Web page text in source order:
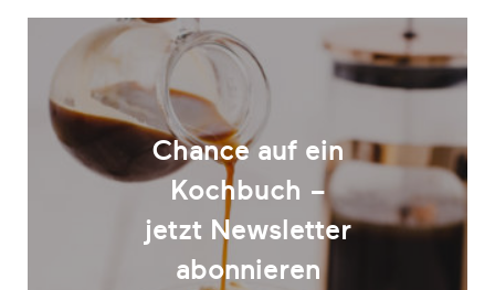
Chance auf ein
Kochbuch –
jetzt Newsletter
abonnieren